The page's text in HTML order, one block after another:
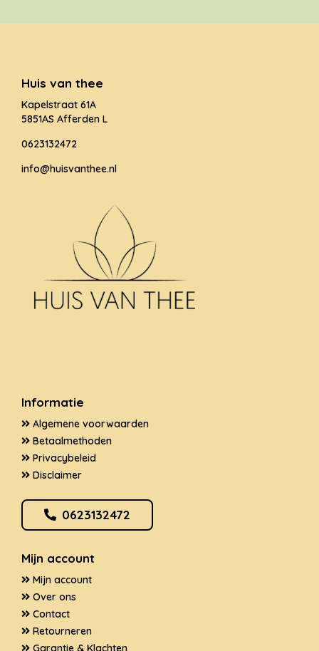
Huis van thee
Kapelstraat 61A
5851AS Afferden L
0623132472
info@huisvanthee.nl
Informatie
Algemene voorwaarden
Betaalmethoden
Privacybeleid
Disclaimer
0623132472
Mijn account
Mijn account
Over ons
Contact
Retourneren
Garantie & Klachten